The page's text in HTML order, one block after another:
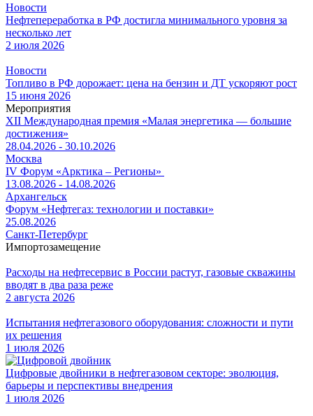
Новости
Нефтепереработка в РФ достигла минимального уровня за
несколько лет
2 июля 2026
Новости
Топливо в РФ дорожает: цена на бензин и ДТ ускоряют рост
15 июня 2026
Мероприятия
XII Международная премия «Малая энергетика — большие
достижения»
28.04.2026 - 30.10.2026
Москва
IV Форум «Арктика – Регионы»
13.08.2026 - 14.08.2026
Архангельск
Форум «Нефтегаз: технологии и поставки»
25.08.2026
Санкт-Петербург
Импортозамещение
Расходы на нефтесервис в России растут, газовые скважины
вводят в два раза реже
2 августа 2026
Испытания нефтегазового оборудования: сложности и пути
их решения
1 июля 2026
Цифровые двойники в нефтегазовом секторе: эволюция,
барьеры и перспективы внедрения
1 июля 2026